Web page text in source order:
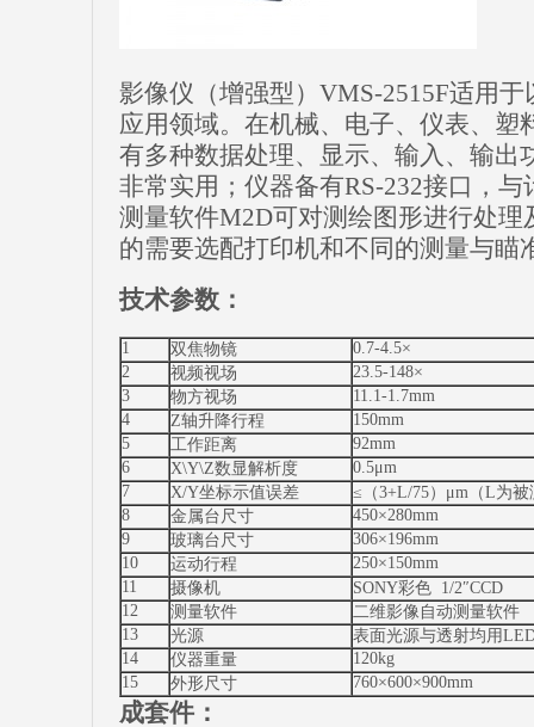
影像仪（增强型）VMS-2515F适用
应用领域。在机械、电子、仪表、塑
有多种数据处理、显示、输入、输出
非常实用；仪器备有RS-232接口，
测量软件M2D可对测绘图形进行处理
的需要选配打印机和不同的测量与瞄
技术参数：
1 双焦物镜
0.7-4.5×
2
视频视场
23.5-148×
3
物方视场
11.1-1.7mm
4
Z轴升降行程
150mm
5
工作距离
92mm
6
X\Y\Z数显解析度
0.5μm
7
X/Y坐标示值误差
≤（3+L/75）μm（L为
8
金属台尺寸
450×280mm
9
玻璃台尺寸
306×196mm
10
运动行程
250×150mm
11
摄像机
SONY彩色 1/2″CCD
12
测量软件
二维影像自动测量软件
13
光源
表面光源与透射均用
14
仪器重量
120kg
15
外形尺寸 760×600×900mm
成套件：